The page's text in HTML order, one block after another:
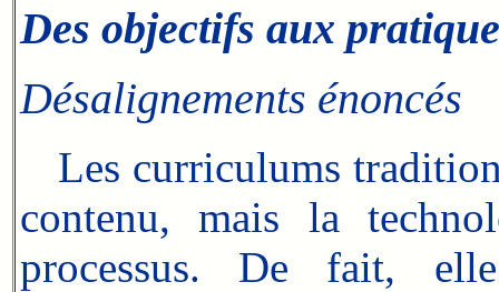
Des objectifs aux
Désalignements énoncés
Les curriculums
contenu, mais la
processus. De fait,